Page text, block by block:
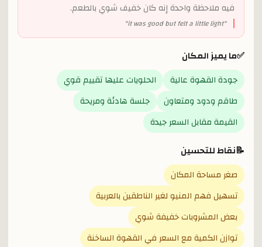
فيه ملاحظة واحدة إنه كان خفيف شوي بالطعم.
"
it was good but felt a little light
"
✅ما يميز المكان
جودة القهوة عالية
الحلويات عليها تقييم قوي
طاقم ودود ومتعاون
جلسة هادئة ومريحة
القيمة مقابل السعر جيدة
📝نقاط للتحسين
صغر مساحة المكان
تسهيل فهم المنيو لغير الناطقين بالعربية
بعض المشروبات خفيفة شوي
توازن الكمية مع السعر في القهوة الساخنة